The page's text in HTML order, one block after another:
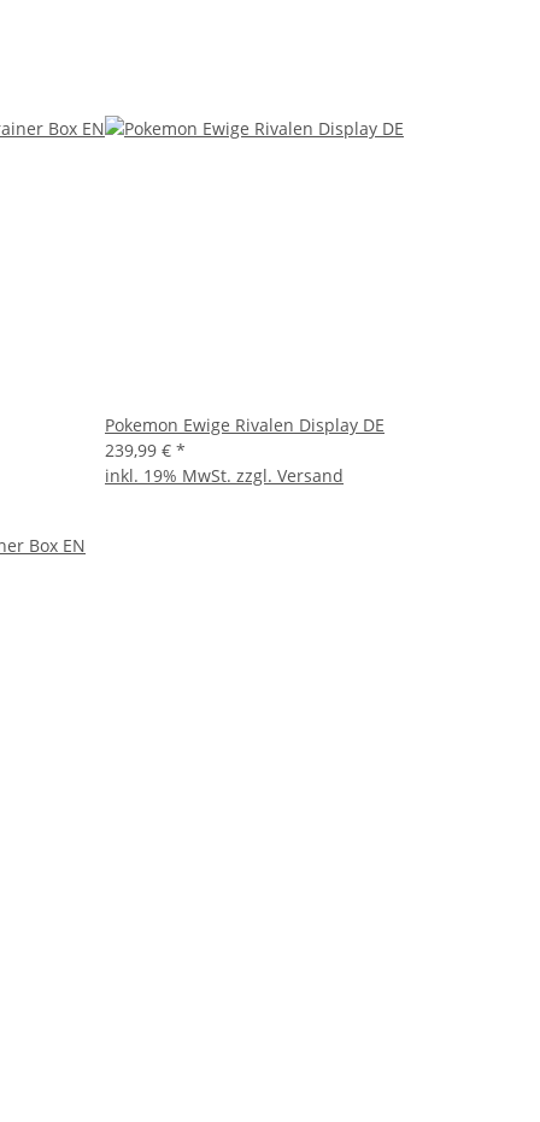
Box EN
Pokemon Ewige Rivalen Display DE
239,99 € *
inkl. 19% MwSt. zzgl. Versand